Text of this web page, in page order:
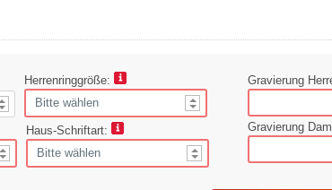
Herrenringgröße:
Haus-Schriftart:
Gravierung
Gravierung